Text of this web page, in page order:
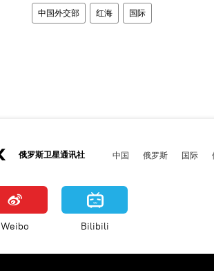
中国外交部 红海 国际
俄罗斯卫星通讯社 中国 俄罗斯 国际
Weibo Bilibili